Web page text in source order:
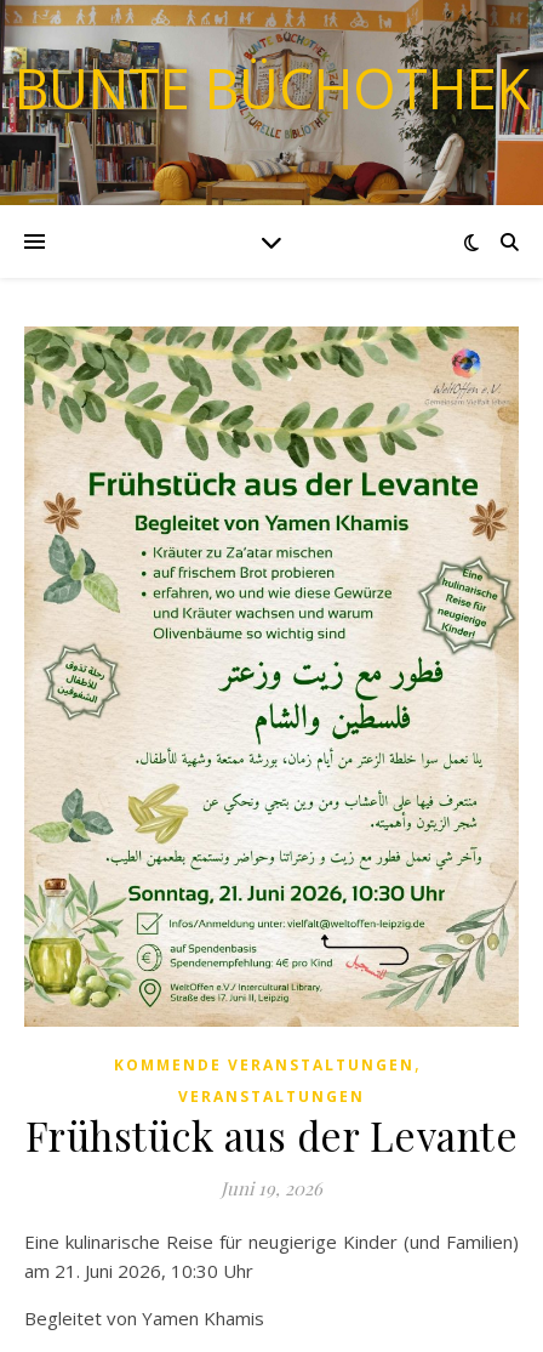
BUNTE BÜCHOTHEK
KOMMENDE VERANSTALTUNGEN ,
VERANSTALTUNGEN
Frühstück aus der Levante
Juni 19, 2026
Eine kulinarische Reise für neugierige Kinder (und Familien)
am 21. Juni 2026, 10:30 Uhr
Begleitet von Yamen Khamis